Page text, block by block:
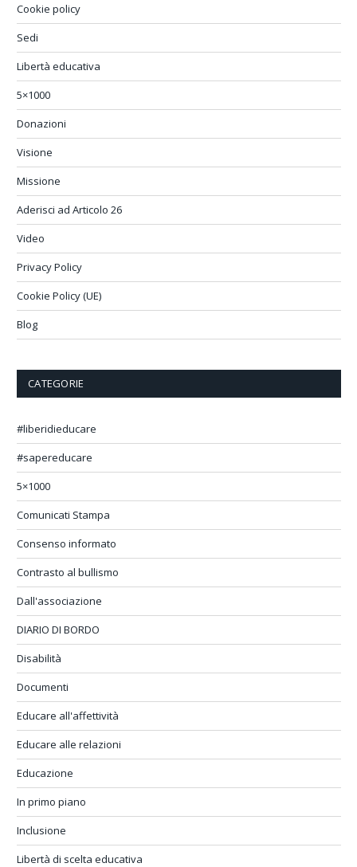
Cookie policy
Sedi
Libertà educativa
5×1000
Donazioni
Visione
Missione
Aderisci ad Articolo 26
Video
Privacy Policy
Cookie Policy (UE)
Blog
CATEGORIE
#liberidieducare
#sapereducare
5×1000
Comunicati Stampa
Consenso informato
Contrasto al bullismo
Dall'associazione
DIARIO DI BORDO
Disabilità
Documenti
Educare all'affettività
Educare alle relazioni
Educazione
In primo piano
Inclusione
Libertà di scelta educativa